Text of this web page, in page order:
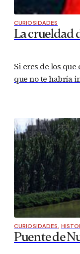
CURIOSIDADES
La crueldad
Si eres de los
que no te habría
CURIOSIDADES,
Puente de